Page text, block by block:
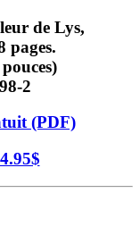
de Lys,
pages.
2
(PDF)